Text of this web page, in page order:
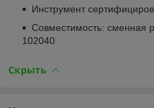
Инструмент
Совместимость: сменная
102040
Скрыть